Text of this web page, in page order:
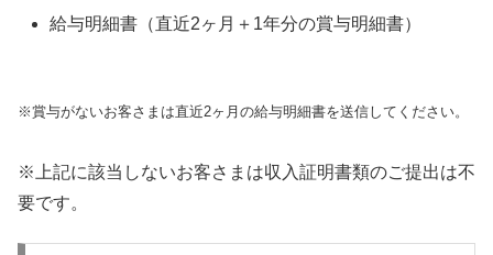
給与明細書（直近2ヶ月＋1年分の賞与明細書）
※賞与がないお客さまは直近2ヶ月の給与明細書を送信してください。
※上記に該当しないお客さまは収入証明書類のご提出は不
要です。